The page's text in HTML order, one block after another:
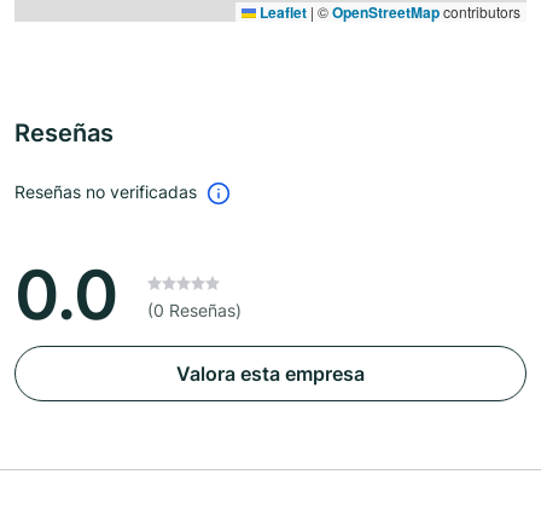
Leaflet | ©OpenStreetMapcontributors
Reseñas
Reseñas no verificadas
0.0 (0 Reseñas)
Valora esta empresa